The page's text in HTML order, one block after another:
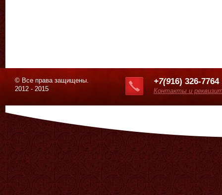
© Все права защищены.
2012 - 2015
+7(916) 326-7764
Контакты и